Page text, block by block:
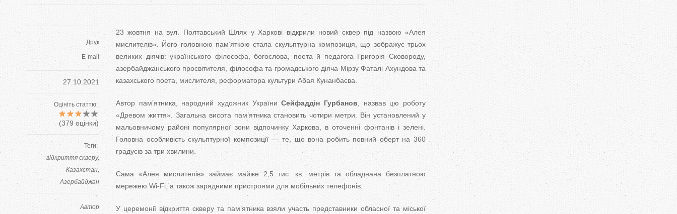
Друк
E-mail
27.10.2021
Оцініть статтю:
(379 оцінки)
Теги:
відкриття скверу
Казахстан
Азербайджан
Автор
23 жовтня на вул. Полтавський Шлях у Харкові відкрили новий сквер під назвою «Алея
мислителів». Його головною пам’яткою стала скульптурна композиція, що зображує трьох
великих діячів: українського філософа, богослова, поета й педагога Григорія Сковороду,
азербайджанського просвітителя, філософа та громадського діяча Мірзу Фаталі Ахундова та
казахського поета, мислителя, реформатора культури Абая Кунанбаєва.
Автор пам’ятника, народний художник УкраїниСейфаддін Гурбанов , назвав цю роботу
«Древом життя». Загальна висота пам’ятника становить чотири метри. Він установлений у
мальовничому районі популярної зони відпочинку Харкова, в оточенні фонтанів і зелені.
Головна особливість скульптурної композиції — те, що вона робить повний оберт на 360
градусів за три хвилини.
Сама «Алея мислителів» займає майже 2,5 тис. кв. метрів та обладнана безплатною
мережею Wi-Fi, а також зарядними пристроями для мобільних телефонів.
У церемонії відкриття скверу та пам’ятника взяли участь представники обласної та міської
T
b
s